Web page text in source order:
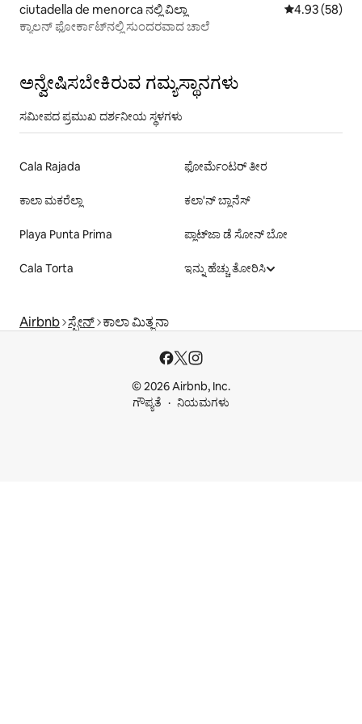
ciutadella de menorca ನಲ್ಲಿ ವಿಲ್ಲಾ 5 ರಲ್ಲಿ 4.93
4.93 (58)
ಕ್ಯಾಲನ್ ಫೋರ್ಕಾಟ್‌ನಲ್ಲಿ ಸುಂದರವಾದ ಚಾಲೆ
ಅನ್ವೇಷಿಸಬೇಕಿರುವ ಗಮ್ಯಸ್ಥಾನಗಳು
ಸಮೀಪದ ಪ್ರಮುಖ ದರ್ಶನೀಯ ಸ್ಥಳಗಳು
Cala Rajada ಫೋರ್ಮೆಂಟರ್ ತೀರ
ಕಾಲಾ ಮಕರೆಲ್ಲಾ ಕಲಾ'ನ್ ಬ್ಲಾನೆಸ್
Playa Punta Prima ಪ್ಲಾಟ್‌ಜಾ ಡೆ ಸೋನ್ ಬೋ
Cala Torta ಇನ್ನು ಹೆಚ್ಚು ತೋರಿಸಿ
Airbnb ಸ್ಪೇನ್ ಕಾಲಾ ಮಿತ್ಜನಾ
© 2026 Airbnb, Inc.
ಗೌಪ್ಯತೆ
ನಿಯಮಗಳು